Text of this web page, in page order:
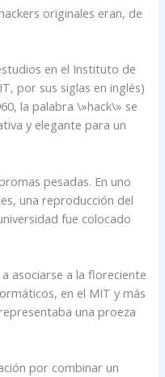
originales eran, de
en el Instituto de
por sus siglas en inglés)
la palabra \»hack\» se
y elegante para un
pesadas. En uno
una reproducción del
fue colocado
asociarse a la floreciente
en el MIT y más
una proeza
por combinar un